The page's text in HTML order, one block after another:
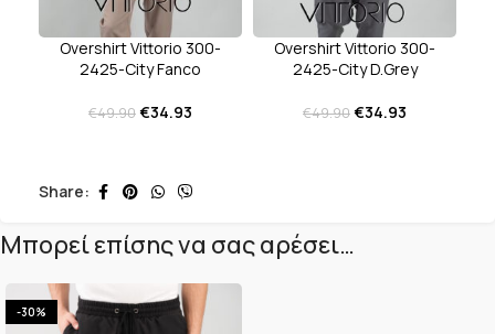
Overshirt Vittorio 300-
2425-City Fanco
€49.90€34.93
Overshirt Vittorio 300-
2425-City D.Grey
€49.90€34.93
Share:
Μπορεί επίσης να σας αρέσει…
-30%